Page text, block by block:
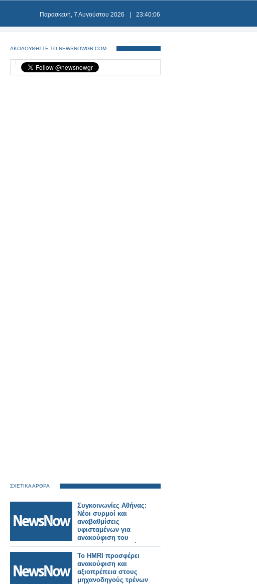
Παρασκευή, 7 Αυγούστου 2026 23:40:06
ΑΚΟΛΟΥΘΗΣΤΕ ΤΟ NEWSNOWGR.COM
ΣΧΕΤΙΚΑ ΑΡΘΡΑ
Συγκοινωνίες Αθήνας:
Νέοι συρμοί και
αναβαθμίσεις
υφισταμένων για
ανακούφιση του
κορεσμένου συστήματος
Το HMRI προσφέρει
ανακούφιση και
αξιοπρέπεια στους
μηχανοδηγούς τρένων